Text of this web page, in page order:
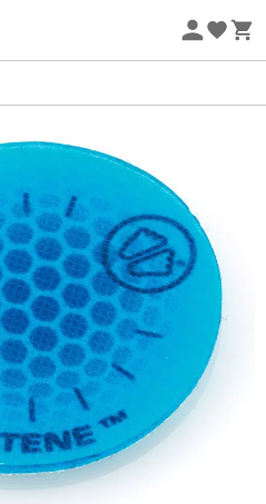
nákupu 2 produktů* s kódem